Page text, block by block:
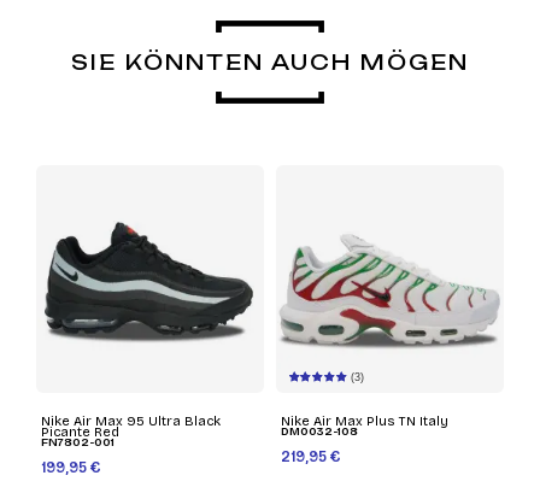
SIE KÖNNTEN AUCH MÖGEN
Nike Air Max 95 Ultra Black
Picante Red
FN7802-001
199,95 €
(3)
Nike Air Max Plus TN Italy
DM0032-108
219,95 €